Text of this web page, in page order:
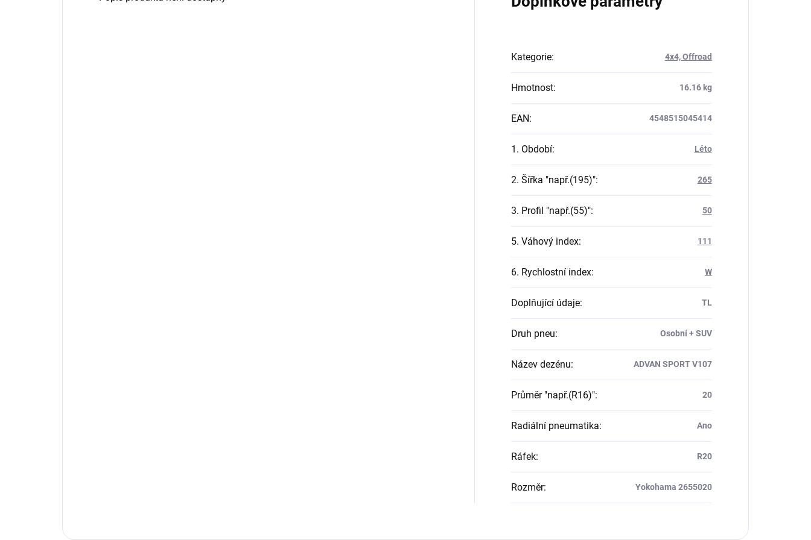
Kategorie: 4x4, Offroad
Hmotnost: 16.16 kg
EAN: 4548515045414
1. Období: Léto
2. Šířka "např.(195)": 265
3. Profil "např.(55)": 50
5. Váhový index: 111
6. Rychlostní index: W
Doplňující údaje: TL
Druh pneu: Osobní + SUV
Název dezénu: ADVAN SPORT V107
Průměr "např.(R16)": 20
Radiální pneumatika: Ano
Ráfek: R20
Rozměr: Yokohama 2655020